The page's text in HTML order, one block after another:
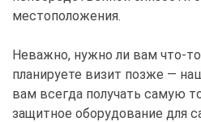
местоположения.
Неважно, нужно ли вам что-
планируете визит позже —
вам всегда получать самую
защитное оборудование для